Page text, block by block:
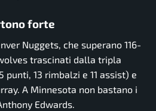
forte
Nuggets, che superano 116-
trascinati dalla tripla
punti, 13 rimbalzi e 11 assist) e
. A Minnesota non bastano i
Edwards.